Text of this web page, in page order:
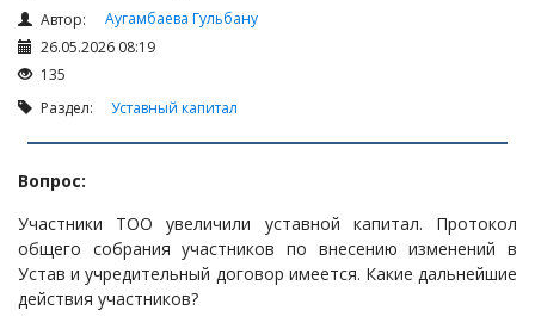
Договоры
Интернет и право
Возмещение ущерба
Проверка государственных органов
Взыскание долга
Государственные закупки
Предварительный квалификационный отбор «Самрук-
Қазына» (ПКО)
Автор:
Аугамбаева Гульбану
26.05.2026 08:19
135
Раздел: Уставный капитал
Вопрос:
Участники ТОО увеличили уставной капитал. Протокол
общего собрания участников по внесению изменений в
Устав и учредительный договор имеется. Какие дальнейшие
действия участников?